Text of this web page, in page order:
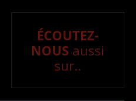
ÉCOUTEZ-
NOUS aussi
sur..